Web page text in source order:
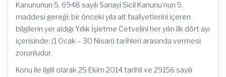
Kanununun 5. 6948 sayılı Sanayi Sicil Kanunu’nun 5.
maddesi gereği; bir önceki yıla ait faaliyetlerini içeren
bilgilerin yer aldığı Yıllık İşletme Cetvelini her yılın ilk dört ayı
içerisinde; (1 Ocak – 30 Nisan) tarihleri arasında vermesi
zorunludur.
Konu ile ilgili olarak 25 Ekim 2014 tarihli ve 29156 sayılı